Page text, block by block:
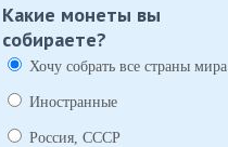
Какие монеты вы
собираете?
Хочу собрать все страны мира
Иностранные
Россия, СССР